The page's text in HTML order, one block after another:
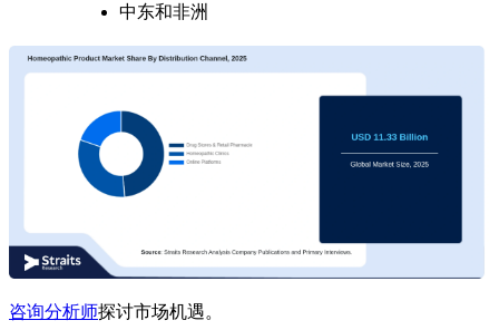
中东和非洲
咨询分析师探讨市场机遇。